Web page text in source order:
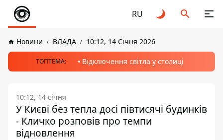
RU
Новини ВЛАДА 10:12, 14 Січня 2026
ТОПТЕМА: Відключення світла у столиці
10:12, 14 січня
У Києві без тепла досі півтисячі будинків
- Кличко розповів про темпи
відновлення